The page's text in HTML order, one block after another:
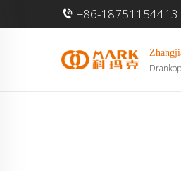
+86-18751154413